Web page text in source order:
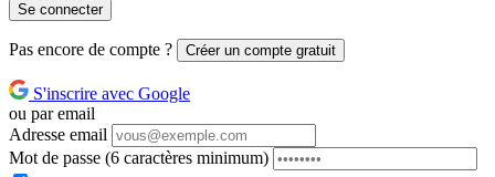
Se connecter
Pas encore de compte ? Créer un compte gratuit
S'inscrire avec Google
ou par email
Adresse email
Mot de passe (6 caractères minimum)